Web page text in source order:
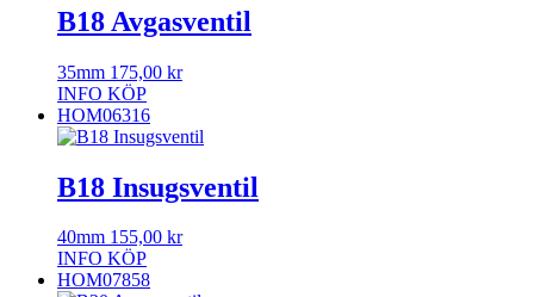
B18 Avgasventil
35mm 175,00 kr
INFO KÖP
HOM06316
B18 Insugsventil
40mm 155,00 kr
INFO KÖP
HOM07858